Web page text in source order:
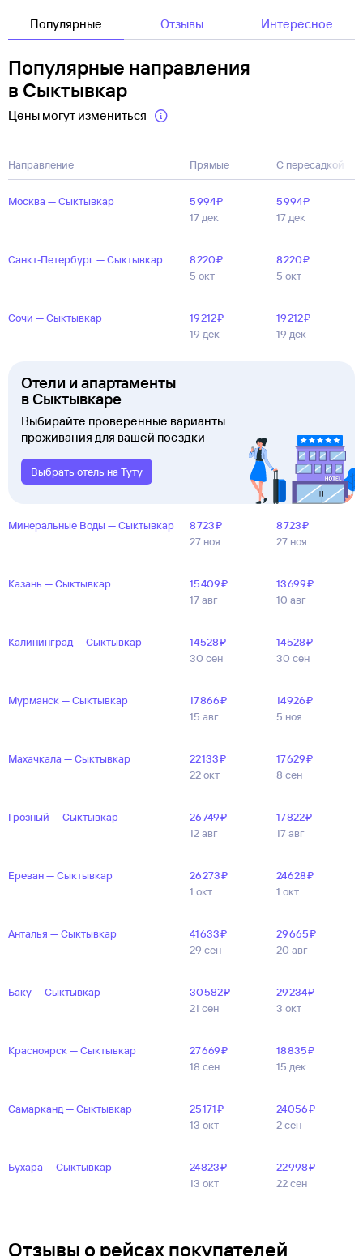
Популярные Отзывы Интересное
Популярные направления
в Сыктывкар
Цены могут измениться
Направление Прямые С пересадкой
Москва — Сыктывкар
5 ⁠994 ⁠₽
17 дек
5 ⁠994 ⁠₽
17 дек
Санкт‑Петербург — Сыктывкар
8 ⁠220 ⁠₽
5 окт
8 ⁠220 ⁠₽
5 окт
Сочи — Сыктывкар
19 ⁠212 ⁠₽
19 дек
19 ⁠212 ⁠₽
19 дек
Отели и апартаменты
в Сыктывкаре
Выбирайте проверенные варианты
проживания для вашей поездки
Выбрать отель на Туту
Минеральные Воды — Сыктывкар
8 ⁠723 ⁠₽
27 ноя
8 ⁠723 ⁠₽
27 ноя
Казань — Сыктывкар
15 ⁠409 ⁠₽
17 авг
13 ⁠699 ⁠₽
10 авг
Калининград — Сыктывкар
14 ⁠528 ⁠₽
30 сен
14 ⁠528 ⁠₽
30 сен
Мурманск — Сыктывкар
17 ⁠866 ⁠₽
15 авг
14 ⁠926 ⁠₽
5 ноя
Махачкала — Сыктывкар
22 ⁠133 ⁠₽
22 окт
17 ⁠629 ⁠₽
8 сен
Грозный — Сыктывкар
26 ⁠749 ⁠₽
12 авг
17 ⁠822 ⁠₽
17 авг
Ереван — Сыктывкар
26 ⁠273 ⁠₽
1 окт
24 ⁠628 ⁠₽
1 окт
Анталья — Сыктывкар
41 ⁠633 ⁠₽
29 сен
29 ⁠665 ⁠₽
20 авг
Баку — Сыктывкар
30 ⁠582 ⁠₽
21 сен
29 ⁠234 ⁠₽
3 окт
Красноярск — Сыктывкар
27 ⁠669 ⁠₽
18 сен
18 ⁠835 ⁠₽
15 дек
Самарканд — Сыктывкар
25 ⁠171 ⁠₽
13 окт
24 ⁠056 ⁠₽
2 сен
Бухара — Сыктывкар
24 ⁠823 ⁠₽
13 окт
22 ⁠998 ⁠₽
22 сен
Отзывы о рейсах покупателей